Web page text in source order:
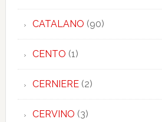
CATALANO (90)
CENTO (1)
CERNIERE(2)
CERVINO (3)